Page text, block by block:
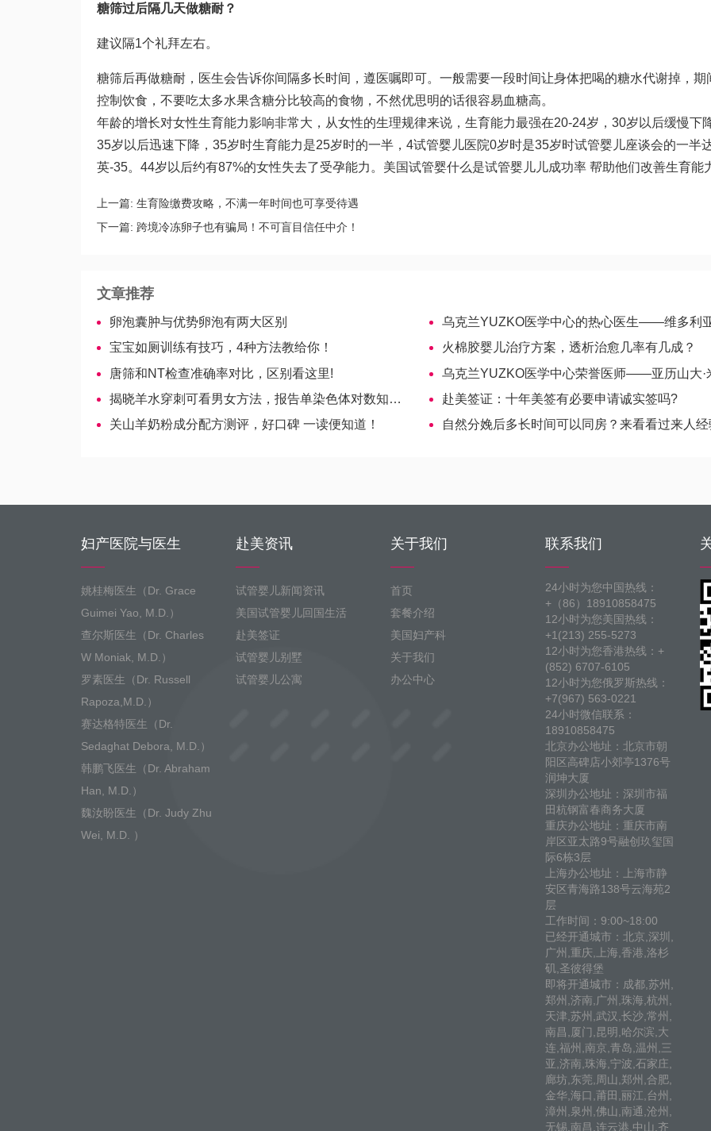
糖筛过后隔几天做糖耐？
建议隔1个礼拜左右。
糖筛后再做糖耐，医生会告诉你间隔多长时间，遵医嘱即可。一般需要一段时间让身体把喝的糖水代谢掉，期
控制饮食，不要吃太多水果含糖分比较高的食物，不然优思明的话很容易血糖高。
年龄的增长对女性生育能力影响非常大，从女性的生理规律来说，生育能力最强在20-24岁，30岁以后缓慢下
35岁以后迅速下降，35岁时生育能力是25岁时的一半，4试管婴儿医院0岁时是35岁时试管婴儿座谈会的一半
英-35。44岁以后约有87%的女性失去了受孕能力。美国试管婴什么是试管婴儿 儿成功率 帮助他们改善生育能
上一篇: 生育险缴费攻略，不满一年时间也可享受待遇
下一篇: 跨境冷冻卵子也有骗局！不可盲目信任中介！
文章推荐
卵泡囊肿与优势卵泡有两大区别
乌克兰YUZKO医学中心的热心医生——维多利亚·亚历山德罗夫
宝宝如厕训练有技巧，4种方法教给你！
火棉胶婴儿治疗方案，透析治愈几率有几成？
唐筛和NT检查准确率对比，区别看这里!
乌克兰YUZKO医学中心荣誉医师——亚历山大·米哈伊洛维
揭晓羊水穿刺可看男女方法，报告单染色体对数知晓性别
赴美签证：十年美签有必要申请诚实签吗?
关山羊奶粉成分配方测评，好口碑 一读便知道！
自然分娩后多长时间可以同房？来看看过来人经
妇产医院与医生
姚桂梅医生（Dr. Grace
Guimei Yao, M.D.）
查尔斯医生（Dr. Charles
W Moniak, M.D.）
罗素医生（Dr. Russell
Rapoza,M.D.）
赛达格特医生（Dr.
Sedaghat Debora, M.D.）
韩鹏飞医生（Dr. Abraham
Han, M.D.）
魏汝盼医生（Dr. Judy Zhu
Wei, M.D. ）
赴美资讯
试管婴儿新闻资讯
美国试管婴儿回国生活
赴美签证
试管婴儿别墅
试管婴儿公寓
关于我们
首页
套餐介绍
美国妇产科
关于我们
办公中心
联系我们
24小时为您中国热线：
+（86）18910858475
12小时为您美国热线：
+1(213) 255-5273
12小时为您香港热线：+
(852) 6707-6105
12小时为您俄罗斯热线：
+7(967) 563-0221
24小时微信联系：
18910858475
北京办公地址：北京市朝
阳区高碑店小郊亭1376号
润坤大厦
深圳办公地址：深圳市福
田杭钢富春商务大厦
重庆办公地址：重庆市南
岸区亚太路9号融创玖玺国
际6栋3层
上海办公地址：上海市静
安区青海路138号云海苑2
层
工作时间：9:00~18:00
已经开通城市：北京,深圳,
广州,重庆,上海,香港,洛杉
矶,圣彼得堡
即将开通城市：成都,苏州,
郑州,济南,广州,珠海,杭州,
天津,苏州,武汉,长沙,常州,
南昌,厦门,昆明,哈尔滨,大
连,福州,南京,青岛,温州,三
亚,济南,珠海,宁波,石家庄,
廊坊,东莞,周山,郑州,合肥,
金华,海口,莆田,丽江,台州,
漳州,泉州,佛山,南通,沧州,
无锡,南昌,连云港,中山,齐